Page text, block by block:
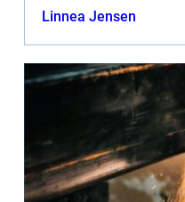
Linnea Jensen